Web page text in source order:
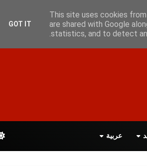
عربية
This site uses cookies
are shared with Google
statistics, and to detect
GOT IT